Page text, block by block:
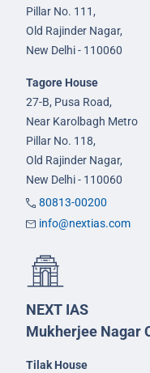
Pillar No. 111,
Old Rajinder Nagar,
New Delhi - 110060
Tagore House
27-B, Pusa Road,
Near Karolbagh Metro
Pillar No. 118,
Old Rajinder Nagar,
New Delhi - 110060
80813-00200
info@nextias.com
NEXT IAS
Mukherjee Nagar
Tilak House